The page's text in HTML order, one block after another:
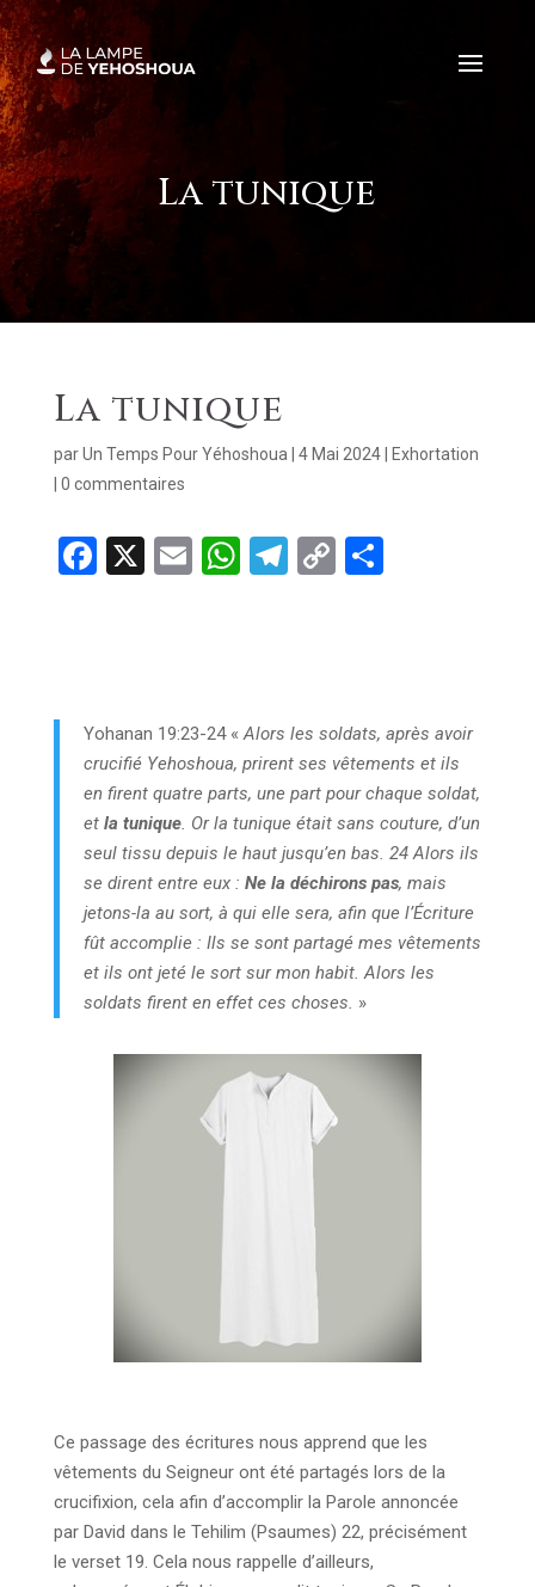
La tunique
La tunique
parUn Temps Pour Yéhoshoua 4 Mai 2024|
Exhortation
0 commentaires
F
o
k
X E W
p
p
T
m
C
k
P
Yohanan 19:23-24 «Alors les soldats, après avoir
crucifié Yehoshoua, prirent ses vêtements et ils
en firent quatre parts, une part pour chaque soldat,
et la tunique. Or la tunique était sans couture, d’un
seul tissu depuis le haut jusqu’en bas. 24 Alors ils
se dirent entre eux : Ne la déchirons pas, mais
jetons-la au sort, à qui elle sera, afin que l’Écriture
fût accomplie : Ils se sont partagé mes vêtements
et ils ont jeté le sort sur mon habit. Alors les
soldats firent en effet ces choses. »
Ce passage des écritures nous apprend que les
vêtements du Seigneur ont été partagés lors de la
crucifixion, cela afin d’accomplir la Parole annoncée
par David dans le Tehilim (Psaumes) 22, précisément
le verset 19. Cela nous rappelle d’ailleurs,